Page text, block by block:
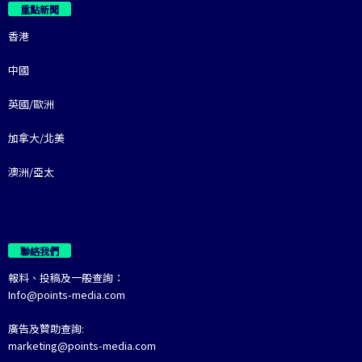
重點新聞
香港
中國
英國/歐洲
加拿大/北美
澳洲/亞太
聯絡我們
報料、投稿及一般查詢：
Info@points-media.com
廣告及贊助查詢:
marketing@points-media.com